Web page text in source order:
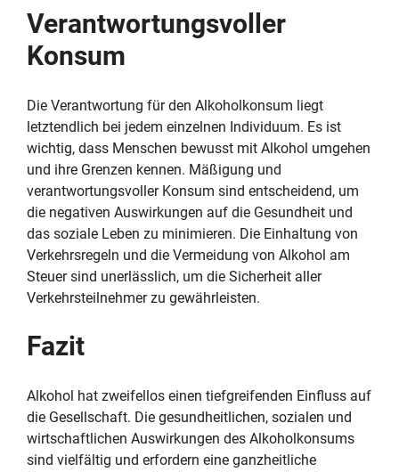
Verantwortungsvoller
Konsum
Die Verantwortung für den Alkoholkonsum liegt
letztendlich bei jedem einzelnen Individuum. Es ist
wichtig, dass Menschen bewusst mit Alkohol umgehen
und ihre Grenzen kennen. Mäßigung und
verantwortungsvoller Konsum sind entscheidend, um
die negativen Auswirkungen auf die Gesundheit und
das soziale Leben zu minimieren. Die Einhaltung von
Verkehrsregeln und die Vermeidung von Alkohol am
Steuer sind unerlässlich, um die Sicherheit aller
Verkehrsteilnehmer zu gewährleisten.
Fazit
Alkohol hat zweifellos einen tiefgreifenden Einfluss auf
die Gesellschaft. Die gesundheitlichen, sozialen und
wirtschaftlichen Auswirkungen des Alkoholkonsums
sind vielfältig und erfordern eine ganzheitliche